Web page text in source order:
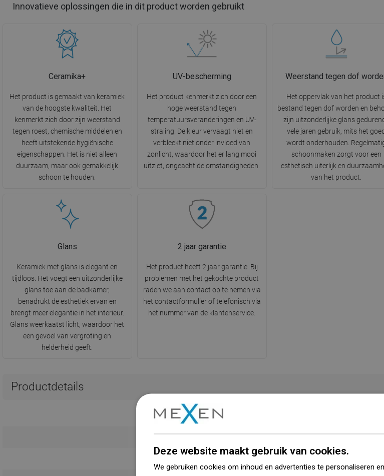
Innovatieve oplossingen die in dit product worden gebruikt
Ceramika+
Het product is gemaakt van keramiek
van de hoogste kwaliteit. Het
kenmerkt zich door zijn weerstand
tegen roest, chemische middelen en
heeft uitstekende hygiënische
eigenschappen. Het is niet alleen
duurzaam, maar ook gemakkelijk
schoon te houden.
UV-bescherming
Het product kenmerkt zich door een
hoge weerstand tegen
temperatuursveranderingen en UV-
straling. De kleur vervaagt niet en
verbleekt niet onder invloed van
zonlicht, waardoor het er lang mooi
uitziet, ongeacht de omstandigheden.
Weerstand tegen dof
Het oppervlak van het product
bestand tegen dof worden en
zijn uitzonderlijke glans
vele jaren gebruik, mits het goed
wordt onderhouden.
schoonmaken zorgt voor een
esthetisch uiterlijk en
van het product.
Glans
Keramiek met glans is elegant en
tijdloos. Het voegt een uitzonderlijke
glans toe aan de badkamer,
benadrukt de esthetiek ervan en
brengt meer elegantie in het interieur.
Glans weerkaatst licht, waardoor het
een gevoel van vergroting en
helderheid geeft.
2 jaar garantie
Het product heeft 2 jaar garantie. Bij
problemen met het gekochte product
raden we aan contact op te nemen via
het contactformulier of telefonisch via
het nummer van de klantenservice.
Productdetails
Langere zijde 45,5 cm
Kortere zijde
Deze website maakt gebruik van cookies.
We gebruiken cookies om inhoud en advertenties te personaliseren